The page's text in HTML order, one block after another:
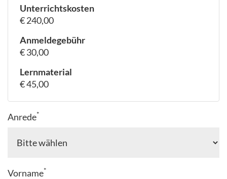
Unterrichtskosten
€ 240,00
Anmeldegebühr
€ 30,00
Lernmaterial
€ 45,00
Anrede*
Vorname*